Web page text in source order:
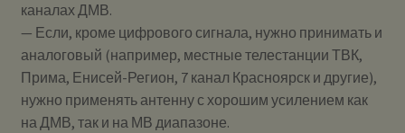
каналах ДМВ.
— Если, кроме цифрового сигнала, нужно принимать и
аналоговый (например, местные телестанции ТВК,
Прима, Енисей-Регион, 7 канал Красноярск и другие),
нужно применять антенну с хорошим усилением как
на ДМВ, так и на МВ диапазоне.